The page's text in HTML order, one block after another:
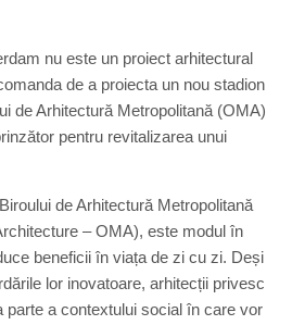
nu este un proiect arhitectural
de a proiecta un nou stadion
de Arhitectură Metropolitană (OMA)
pentru revitalizarea unui
de Arhitectură Metropolitană
– OMA), este modul în
beneficii în viața de zi cu zi. Deși
lor inovatoare, arhitecții privesc
parte a contextului social în care vor